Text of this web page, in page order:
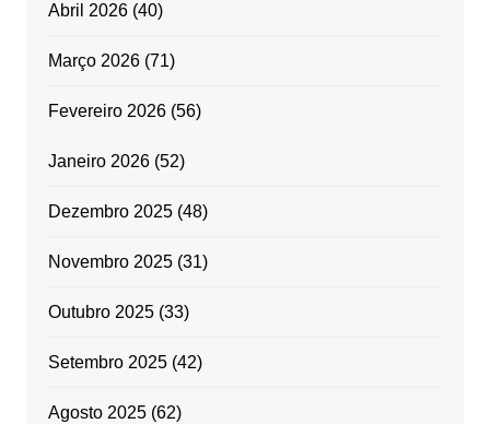
Abril 2026(40)
Março 2026(71)
Fevereiro 2026(56)
Janeiro 2026(52)
Dezembro 2025(48)
Novembro 2025(31)
Outubro 2025(33)
Setembro 2025(42)
Agosto 2025(62)